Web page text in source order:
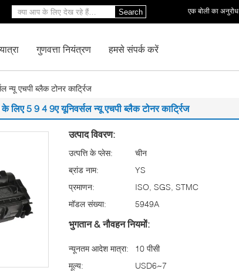
एक बोली का अनुरोध
Search
गुणवत्ता नियंत्रण हमसे संपर्क करें
एचपी ब्लैक टोनर कार्ट्रिज
5 9 4 9ए यूनिवर्सल न्यू एचपी ब्लैक टोनर कार्ट्रिज
उत्पाद विवरण:
उत्पत्ति के प्लेस:
चीन
ब्रांड नाम:
YS
प्रमाणन:
ISO, SGS, STMC
मॉडल संख्या:
5949A
भुगतान & नौवहन नियमों:
न्यूनतम आदेश मात्रा:
10 पीसी
मूल्य:
USD6~7